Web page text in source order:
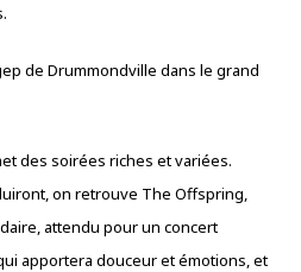
de Drummondville dans le grand
des soirées riches et variées.
on retrouve The Offspring,
attendu pour un concert
apportera douceur et émotions, et